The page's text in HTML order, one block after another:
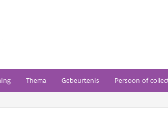
Thema Gebeurtenis Persoon of